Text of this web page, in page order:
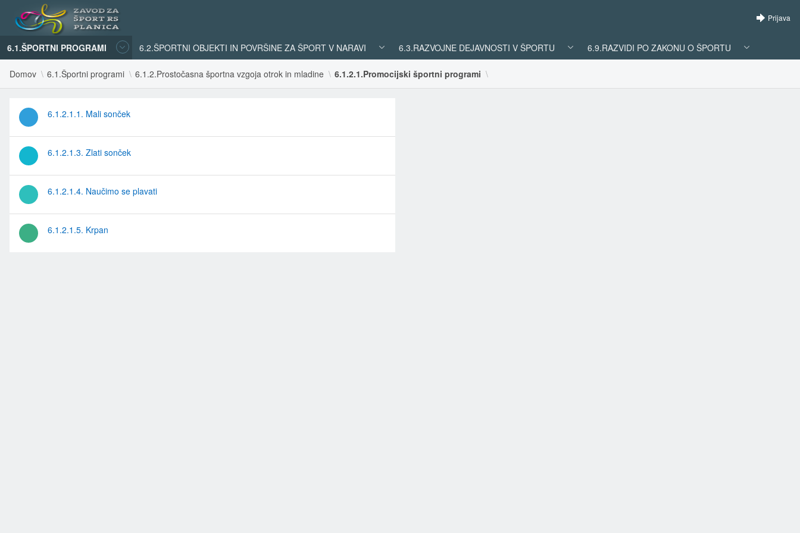
Prijava
6.1.ŠPORTNI PROGRAMI 6.2.ŠPORTNI OBJEKTI IN POVRŠINE ZA ŠPORT V NARAVI 6.3.RAZVOJNE DEJAVNOSTI V ŠPORTU 6.9.RAZVIDI PO ZAKONU O ŠPORTU
Domov 6.1.Športni programi 6.1.2.Prostočasna športna vzgoja otrok in mladine 6.1.2.1.Promocijski športni programi
6.1.2.1.1. Mali sonček
6.1.2.1.3. Zlati sonček
6.1.2.1.4. Naučimo se plavati
6.1.2.1.5. Krpan